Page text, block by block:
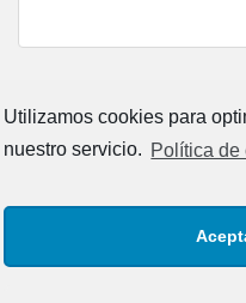
Utilizamos cookies para
nuestro servicio. Política de
Gata joven encontrada
Gata joven encontrada en
POLÍTICA